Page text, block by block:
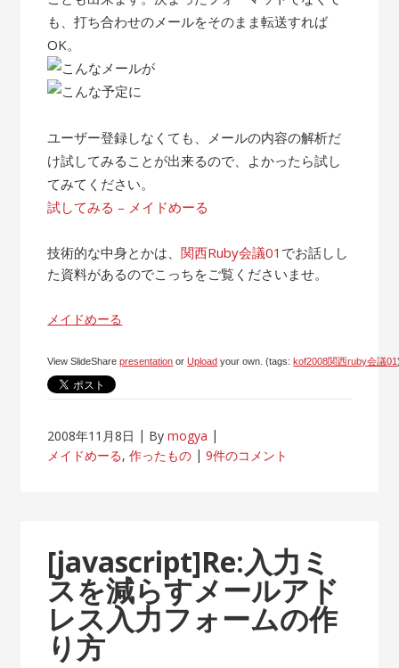
も、打ち合わせのメールをそのまま転送すれば
OK。
ユーザー登録しなくても、メールの内容の解析だ
け試してみることが出来るので、よかったら試し
てみてください。
試してみる – メイドめーる
技術的な中身とかは、関西Ruby会議01 でお話しし
た資料があるのでこっちをご覧くださいませ。
メイドめーる
View SlideSharepresentation orUpload your own. (tags: kof2008関西ruby会議01
2008年11月8日 Bymogya
メイドめーる,作ったもの 9件のコメント
[javascript]Re:入力ミ
スを減らすメールアド
レス入力フォームの作
り方